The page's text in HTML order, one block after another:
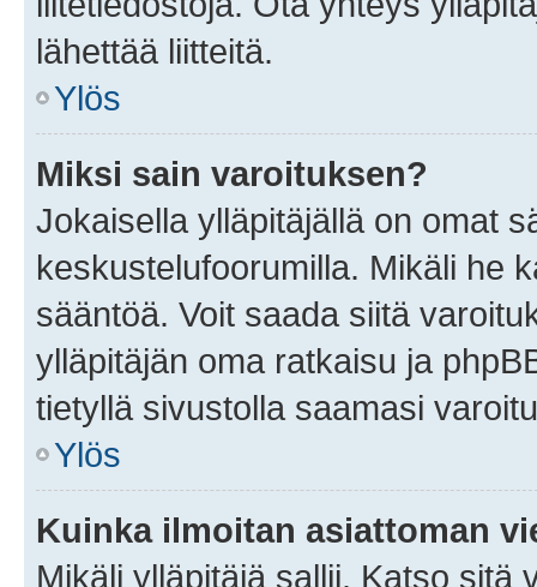
lähettää liitteitä.
Ylös
Miksi sain varoituksen?
Jokaisella ylläpitäjällä on omat
keskustelufoorumilla. Mikäli he
sääntöä. Voit saada siitä
ylläpitäjän oma ratkaisu ja
tietyllä sivustolla saamasi
Ylös
Kuinka ilmoitan asiattoman
Mikäli ylläpitäjä sallii. Katso sitä